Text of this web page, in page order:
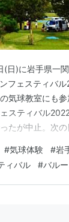
日)に岩手県一
フェスティバ
気球教室にも
スティバル
たが中止。次
せっかく行っ
#気球体験 #岩
ィバル #バル